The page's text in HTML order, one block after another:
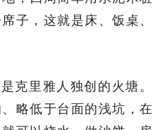
子，这就是床、饭桌、
克里雅人独创的火塘。
略低于台面的浅坑，在